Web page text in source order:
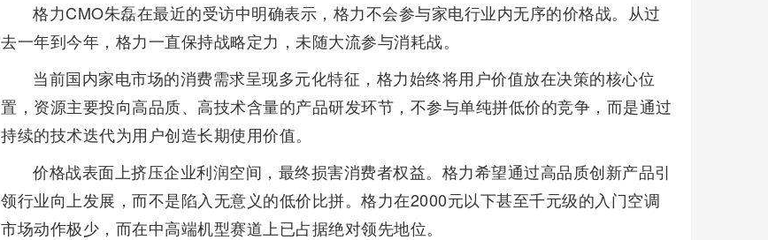
格力CMO朱磊在最近的受访中明确表示，格力不会参与家电行业内无序的价格战。从过
去一年到今年，格力一直保持战略定力，未随大流参与消耗战。
当前国内家电市场的消费需求呈现多元化特征，格力始终将用户价值放在决策的核心位
置，资源主要投向高品质、高技术含量的产品研发环节，不参与单纯拼低价的竞争，而是通过
持续的技术迭代为用户创造长期使用价值。
价格战表面上挤压企业利润空间，最终损害消费者权益。格力希望通过高品质创新产品引
领行业向上发展，而不是陷入无意义的低价比拼。格力在2000元以下甚至千元级的入门空调
市场动作极少，而在中高端机型赛道上已占据绝对领先地位。